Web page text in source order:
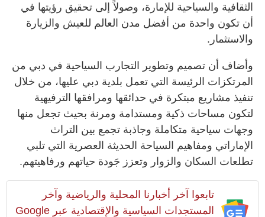
الثقافية والسياحية للإمارة، وصولاً إلى تحقيق رؤيتها في
أن تكون واحدة من أفضل مدن العالم للعيش والزيارة
والاستثمار .
وأضاف أن تصميم وتطوير التجارب السياحية في دبي من
المرتكزات الرئيسة التي تعمل بلدية دبي عليها، من خلال
تنفيذ مشاريع مبتكرة في حدائقها ومرافقها الترفيهية
لتكون مساحات ذكية ومستدامة ومرنة بحيث تجعل منها
وجهات سياحية متكاملة وجاذبة تجمع بين التراث
الإماراتي ومفاهيم السياحة الحديثة العصرية التي تلبي
تطلعات السكان والزوار وتعزز جَودة حياتهم ورفاهيتهم.
تابعوا آخر أخبارنا المحلية والرياضية وآخر
المستجدات السياسية والإقتصادية عبر Google